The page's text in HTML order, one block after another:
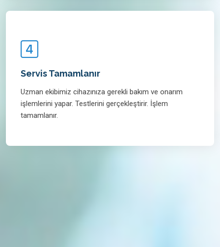
Servis Tamamlanır
Uzman ekibimiz cihazınıza gerekli bakım ve onarım
işlemlerini yapar. Testlerini gerçekleştirir. İşlem
tamamlanır.